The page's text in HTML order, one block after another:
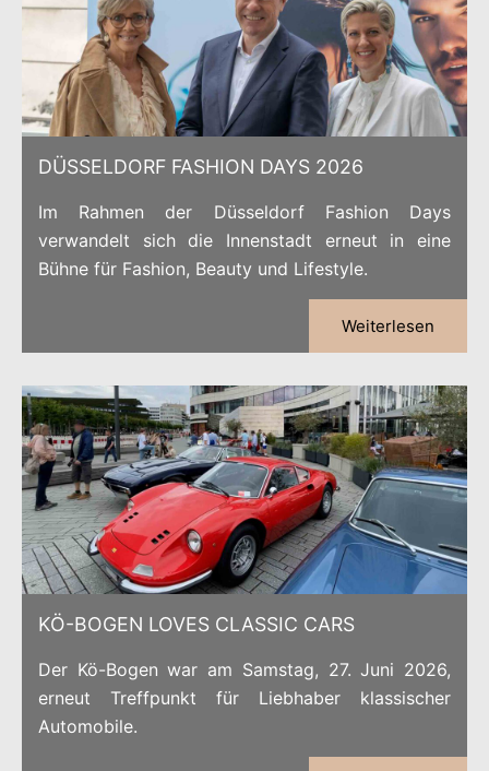
DÜSSELDORF FASHION DAYS 2026
Im Rahmen der Düsseldorf Fashion Days
verwandelt sich die Innenstadt erneut in eine
Bühne für Fashion, Beauty und Lifestyle.
Weiterlesen
KÖ-BOGEN LOVES CLASSIC CARS
Der Kö-Bogen war am Samstag, 27. Juni 2026,
erneut Treffpunkt für Liebhaber klassischer
Automobile.